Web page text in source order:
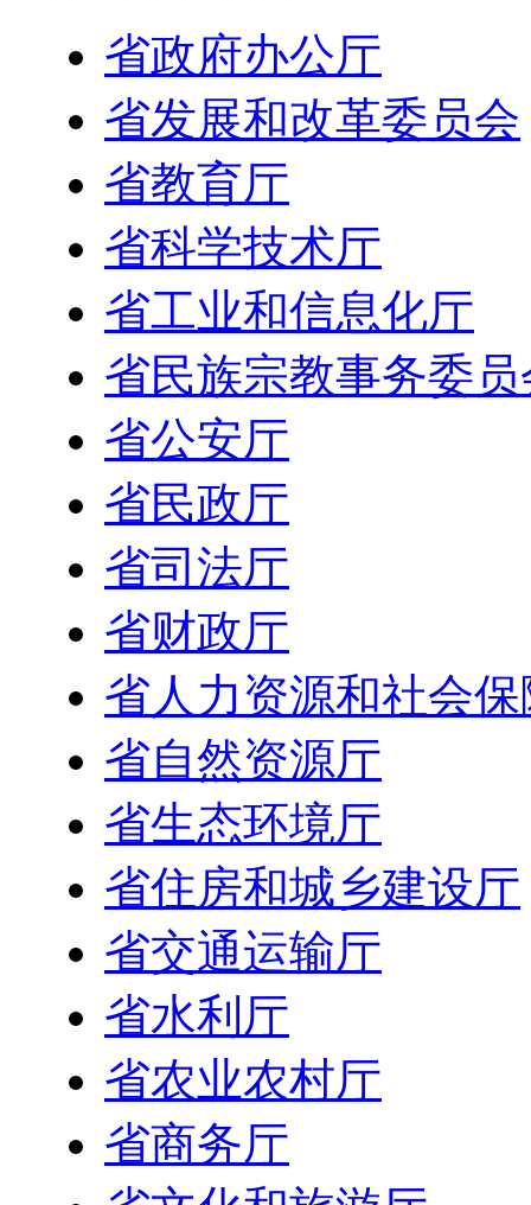
省政府办公厅
省发展和改革委员会
省教育厅
省科学技术厅
省工业和信息化厅
省民族宗教事务委员
省公安厅
省民政厅
省司法厅
省财政厅
省人力资源和社会
省自然资源厅
省生态环境厅
省住房和城乡建设厅
省交通运输厅
省水利厅
省农业农村厅
省商务厅